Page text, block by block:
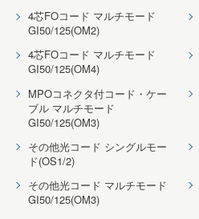
4芯FOコード マルチモード
GI50/125(OM2)
4芯FOコード マルチモード
GI50/125(OM4)
MPOコネクタ付コード・ケー
ブル マルチモード
GI50/125(OM3)
その他光コード シングルモー
ド(OS1/2)
その他光コード マルチモード
GI50/125(OM3)